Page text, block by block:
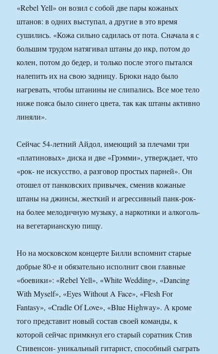
«Rebel Yell» он возил с собой две пары кожаных
штанов: в одних выступал, а другие в это время
сушились. «Кожа сильно садилась от пота. Сначала я с
большим трудом натягивал штаны до икр, потом до
колен, потом до бедер, и только после этого пытался
налепить их на свою задницу. Брюки надо было
нагревать, чтобы штанины не слипались. Все мое тело
ниже пояса было синего цвета, так как штаны активно
линяли».
Сейчас 54-летний Айдол, имеющий за плечами три
«платиновых» диска и две «Грэмми», утверждает, что
«рок- не искусство, а разговор простых парней». Он
отошел от панковских привычек, сменив кожаные
штаны на джинсы, жесткий и агрессивный панк-рок-
на более мелодичную музыку, а наркотики и алкоголь-
на вегетарианскую пищу.
Но на московском концерте Билли вспомнит старые
добрые 80-е и обязательно исполнит свои главные
«боевики»: «Rebel Yell», «White Wedding», «Dancing
With Myself», «Eyes Without A Face», «Flesh For
Fantasy», «Cradle Of Love», «Blue Highway». А кроме
того представит новый состав своей команды, к
которой сейчас примкнул его старый соратник Стив
Стивенсон- уникальный гитарист, способный сыграть